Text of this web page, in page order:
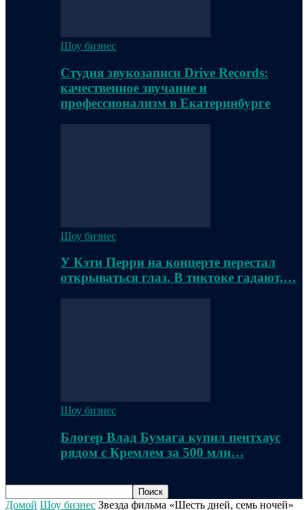
Шоу бизнес
Студия звукозаписи Drive Records:
качественное звучание и
профессионализм в Екатеринбурге
Шоу бизнес
У Кэти Перри на концерте перестал
открываться глаз. В тиктоке гадают,…
Шоу бизнес
Блогер Влад Бумага купил пентхаус
рядом с Кремлем за 500 млн…
Домой Шоу бизнес Звезда фильма «Шесть дней, семь ночей»